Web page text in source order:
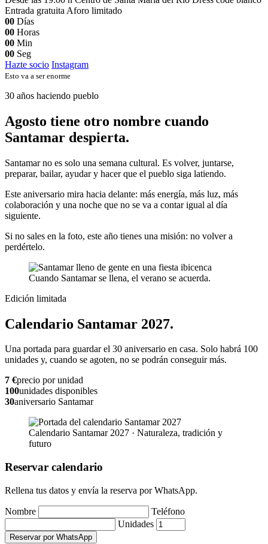
Entrada gratuita Aforo limitado
00 Días
00 Horas
00 Min
00 Seg
Hazte socio Instagram
Esto va a ser enorme
30 años haciendo pueblo
Agosto tiene otro nombre cuando
Santamar despierta.
Santamar no es solo una semana cultural. Es volver, juntarse,
preparar, bailar, ayudar y hacer que el pueblo siga latiendo.
Este aniversario mira hacia delante: más energía, más luz, más
colaboración y una noche que no se va a contar igual al día
siguiente.
Si no sales en la foto, este año tienes una misión: no volver a
perdértelo.
Cuando Santamar se llena, el verano se acuerda.
Edición limitada
Calendario Santamar 2027.
Una portada para guardar el 30 aniversario en casa. Solo habrá 100
unidades y, cuando se agoten, no se podrán conseguir más.
7 €precio por unidad
100unidades disponibles
30aniversario Santamar
Calendario Santamar 2027 · Naturaleza, tradición y
futuro
Reservar calendario
Rellena tus datos y envía la reserva por WhatsApp.
Nombre
Teléfono
Unidades
Reservar por WhatsApp